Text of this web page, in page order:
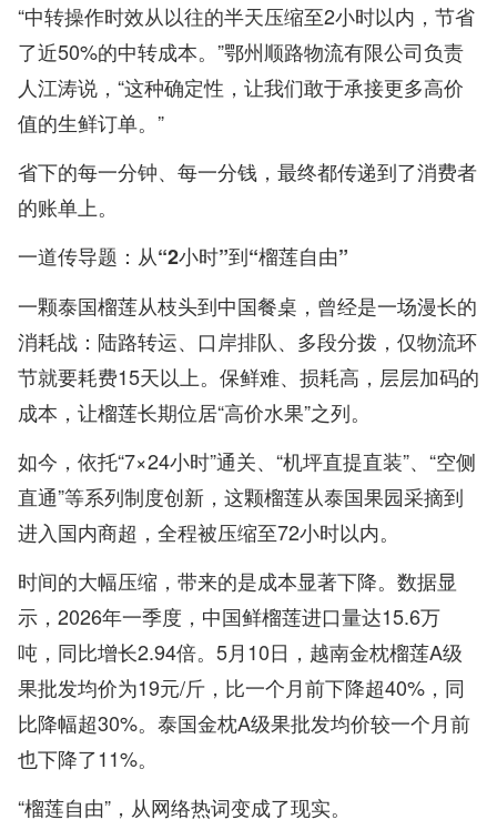
“中转操作时效从以往的半天压缩至2小时以内，节省
了近50%的中转成本。”鄂州顺路物流有限公司负责
人江涛说，“这种确定性，让我们敢于承接更多高价
值的生鲜订单。”
省下的每一分钟、每一分钱，最终都传递到了消费者
的账单上。
一道传导题：从“2小时”到“榴莲自由”
一颗泰国榴莲从枝头到中国餐桌，曾经是一场漫长的
消耗战：陆路转运、口岸排队、多段分拨，仅物流环
节就要耗费15天以上。保鲜难、损耗高，层层加码的
成本，让榴莲长期位居“高价水果”之列。
如今，依托“7×24小时”通关、“机坪直提直装”、“空侧
直通”等系列制度创新，这颗榴莲从泰国果园采摘到
进入国内商超，全程被压缩至72小时以内。
时间的大幅压缩，带来的是成本显著下降。数据显
示，2026年一季度，中国鲜榴莲进口量达15.6万
吨，同比增长2.94倍。5月10日，越南金枕榴莲A级
果批发均价为19元/斤，比一个月前下降超40%，同
比降幅超30%。泰国金枕A级果批发均价较一个月前
也下降了11%。
“榴莲自由”，从网络热词变成了现实。